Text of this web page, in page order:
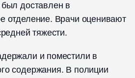
доставлен в
отделение. Врачи оценивают
тяжести.
и поместили в
содержания. В полиции